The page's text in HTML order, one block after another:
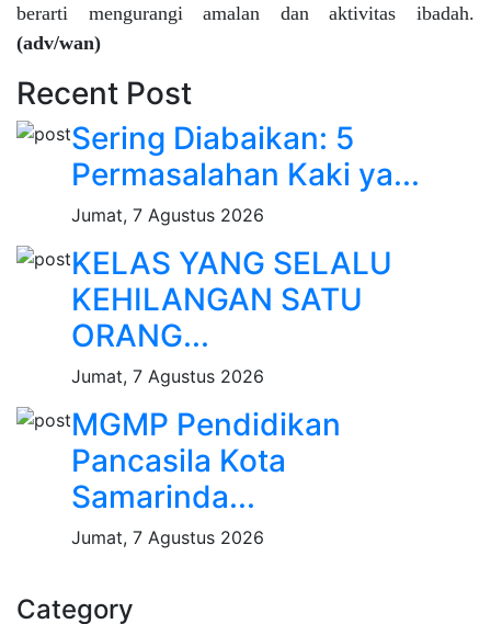
berarti mengurangi amalan dan aktivitas ibadah.
(adv/wan)
Recent Post
Sering Diabaikan: 5
Permasalahan Kaki ya...
Jumat, 7 Agustus 2026
KELAS YANG SELALU
KEHILANGAN SATU
ORANG...
Jumat, 7 Agustus 2026
MGMP Pendidikan
Pancasila Kota
Samarinda...
Jumat, 7 Agustus 2026
Category